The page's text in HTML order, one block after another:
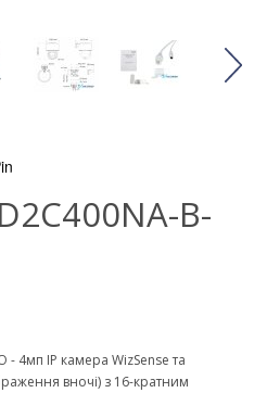
B-
- 4мп IP камера WizSense та
вночі) з 16-кратним